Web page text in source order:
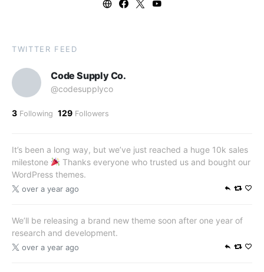
TWITTER FEED
Code Supply Co.
@codesupplyco
3 Following 129 Followers
It’s been a long way, but we’ve just reached a huge 10k sales
milestone
Thanks everyone who trusted us and bought our
WordPress themes.
over a year ago
We’ll be releasing a brand new theme soon after one year of
research and development.
over a year ago